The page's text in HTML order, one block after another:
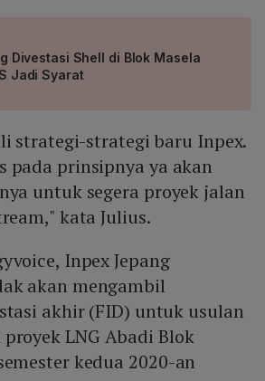
Divestasi Shell di Blok Masela
Jadi Syarat
strategi-strategi baru Inpex.
pada prinsipnya ya akan
untuk segera proyek jalan
kata Julius.
Inpex Jepang
akan mengambil
akhir (FID) untuk usulan
LNG Abadi Blok
kedua 2020-an